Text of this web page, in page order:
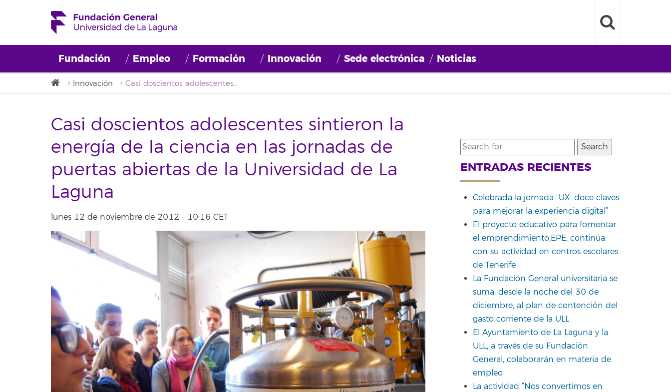
Fundación Empleo Formación Innovación Sede electrónica Noticias
Innovación Casi doscientos adolescentes sintieron la energía de la ciencia en las jornadas de puertas abiertas de la Universidad de La Laguna
Casi doscientos adolescentes sintieron la
energía de la ciencia en las jornadas de
puertas abiertas de la Universidad de La
Laguna
lunes 12 de noviembre de 2012 - 10:16 CET
Search
for:
ENTRADAS RECIENTES
Celebrada la jornada “UX: doce claves
para mejorar la experiencia digital”
El proyecto educativo para fomentar
el emprendimiento,EPE, continúa
con su actividad en centros escolares
de Tenerife
La Fundación General universitaria se
suma, desde la noche del 30 de
diciembre, al plan de contención del
gasto corriente de la ULL
El Ayuntamiento de La Laguna y la
ULL, a través de su Fundación
General, colaborarán en materia de
empleo
La actividad “Nos convertimos en